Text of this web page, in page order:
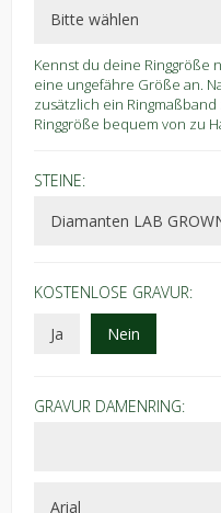
Kennst du deine Ringgröße
eine ungefähre Größe an.
zusätzlich ein
Ringgröße bequem von zu
STEINE:
KOSTENLOSE GRAVUR:
Ja
Nein
GRAVUR DAMENRING: